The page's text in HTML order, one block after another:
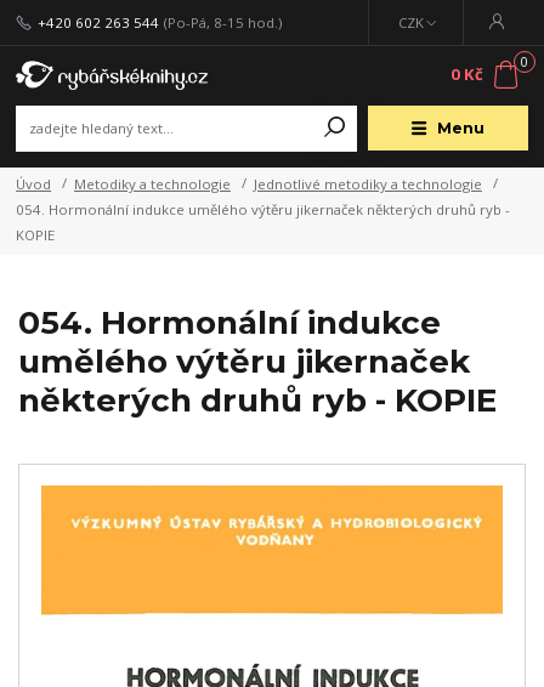
Menu
CZK
+420 602 263 544 (Po-Pá, 8-15 hod.)
0
0 Kč
Úvod Metodiky a technologie
Jednotlivé metodiky a technologie
054. Hormonální indukce umělého výtěru jikernaček některých druhů ryb -
KOPIE
054. Hormonální indukce
umělého výtěru jikernaček
některých druhů ryb - KOPIE